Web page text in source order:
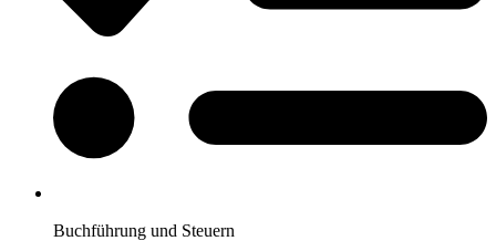
Buchführung und Steuern